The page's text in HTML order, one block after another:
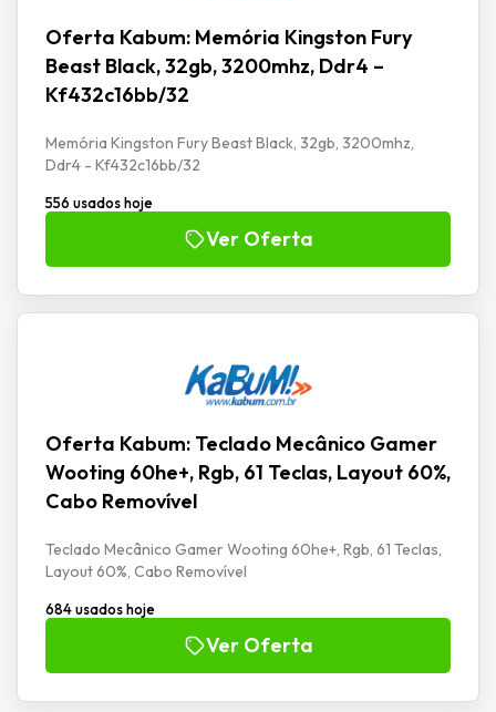
Oferta Kabum: Memória Kingston Fury
Beast Black, 32gb, 3200mhz, Ddr4 –
Kf432c16bb/32
Memória Kingston Fury Beast Black, 32gb, 3200mhz,
Ddr4 - Kf432c16bb/32
556 usados hoje
Ver Oferta
Oferta Kabum: Teclado Mecânico Gamer
Wooting 60he+, Rgb, 61 Teclas, Layout 60%,
Cabo Removível
Teclado Mecânico Gamer Wooting 60he+, Rgb, 61 Teclas,
Layout 60%, Cabo Removível
684 usados hoje
Ver Oferta